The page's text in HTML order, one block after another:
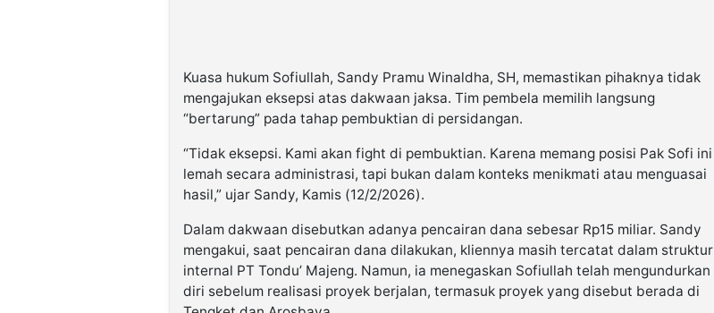
Kuasa hukum Sofiullah, Sandy Pramu Winaldha, SH, memastikan pihaknya tidak
mengajukan eksepsi atas dakwaan jaksa. Tim pembela memilih langsung
“bertarung” pada tahap pembuktian di persidangan.
“Tidak eksepsi. Kami akan fight di pembuktian. Karena memang posisi Pak Sofi ini
lemah secara administrasi, tapi bukan dalam konteks menikmati atau menguasai
hasil,” ujar Sandy, Kamis (12/2/2026).
Dalam dakwaan disebutkan adanya pencairan dana sebesar Rp15 miliar. Sandy
mengakui, saat pencairan dana dilakukan, kliennya masih tercatat dalam struktur
internal PT Tondu’ Majeng. Namun, ia menegaskan Sofiullah telah mengundurkan
diri sebelum realisasi proyek berjalan, termasuk proyek yang disebut berada di